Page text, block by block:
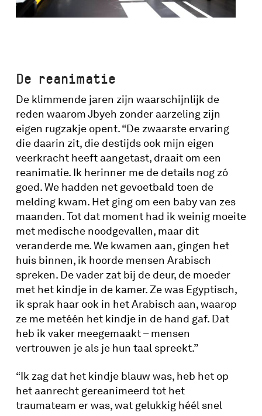
De reanimatie
De klimmende jaren zijn waarschijnlijk de
reden waarom Jbyeh zonder aarzeling zijn
eigen rugzakje opent. “De zwaarste ervaring
die daarin zit, die destijds ook mijn eigen
veerkracht heeft aangetast, draait om een
reanimatie. Ik herinner me de details nog zó
goed. We hadden net gevoetbald toen de
melding kwam. Het ging om een baby van zes
maanden. Tot dat moment had ik weinig moeite
met medische noodgevallen, maar dit
veranderde me. We kwamen aan, gingen het
huis binnen, ik hoorde mensen Arabisch
spreken. De vader zat bij de deur, de moeder
met het kindje in de kamer. Ze was Egyptisch,
ik sprak haar ook in het Arabisch aan, waarop
ze me metéén het kindje in de hand gaf. Dat
heb ik vaker meegemaakt – mensen
vertrouwen je als je hun taal spreekt.”
“Ik zag dat het kindje blauw was, heb het op
het aanrecht gereanimeerd tot het
traumateam er was, wat gelukkig héél snel